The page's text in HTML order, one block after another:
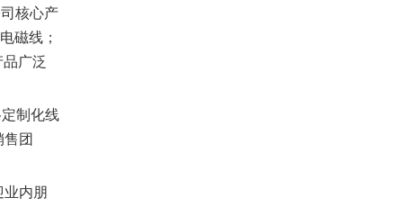
核心产
磁线；
广泛
制化线
团
内朋